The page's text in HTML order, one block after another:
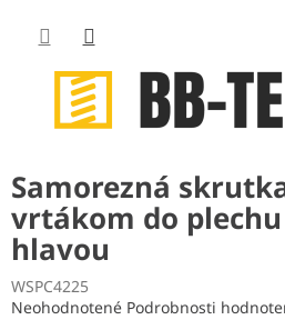
obsah
Samorezná
vrtákom do
hlavou
WSPC4225
Priemerné
Neohodnotené Podrobnosti